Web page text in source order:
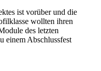
ist vorüber und die
wollten ihren
des letzten
einem Abschlussfest